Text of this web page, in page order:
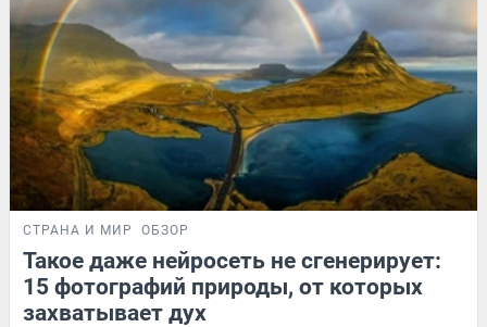
СТРАНА И МИР ОБЗОР
Такое даже нейросеть не сгенерирует:
15 фотографий природы, от которых
захватывает дух